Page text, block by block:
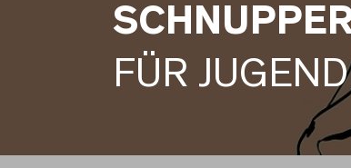
FÜR